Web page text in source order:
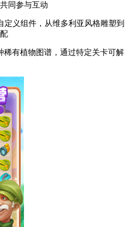
同参与互动
定义组件，从维多利亚风格雕塑到
稀有植物图谱，通过特定关卡可解